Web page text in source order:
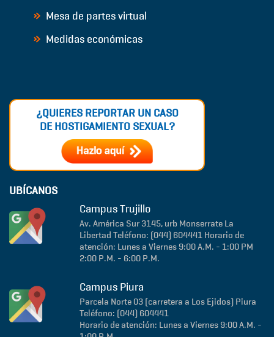
Mesa de partes virtual
Medidas económicas
¿QUIERES REPORTAR UN CASO
DE HOSTIGAMIENTO SEXUAL?
UBÍCANOS
Campus Trujillo
Av. América Sur 3145, urb Monserrate La
Libertad Teléfono: (044) 604441 Horario de
atención: Lunes a Viernes 9:00 A.M. - 1:00 PM
2:00 P.M. - 6:00 P.M.
Campus Piura
Parcela Norte 03 (carretera a Los Ejidos) Piura
Teléfono: (044) 604441
Horario de atención: Lunes a Viernes 9:00 A.M. -